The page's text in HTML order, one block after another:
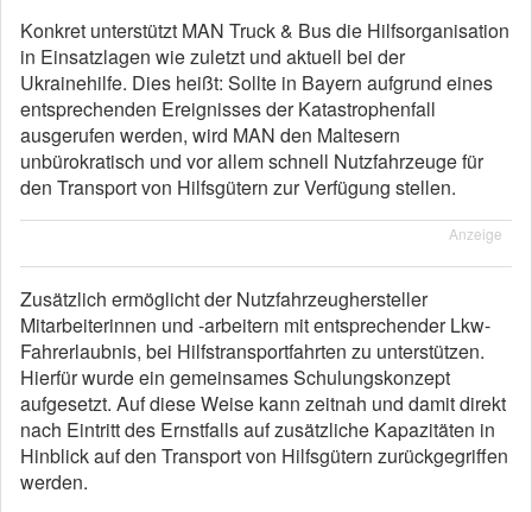
Konkret unterstützt MAN Truck & Bus die Hilfsorganisation
in Einsatzlagen wie zuletzt und aktuell bei der
Ukrainehilfe. Dies heißt: Sollte in Bayern aufgrund eines
entsprechenden Ereignisses der Katastrophenfall
ausgerufen werden, wird MAN den Maltesern
unbürokratisch und vor allem schnell Nutzfahrzeuge für
den Transport von Hilfsgütern zur Verfügung stellen.
Anzeige
Zusätzlich ermöglicht der Nutzfahrzeughersteller
Mitarbeiterinnen und -arbeitern mit entsprechender Lkw-
Fahrerlaubnis, bei Hilfstransportfahrten zu unterstützen.
Hierfür wurde ein gemeinsames Schulungskonzept
aufgesetzt. Auf diese Weise kann zeitnah und damit direkt
nach Eintritt des Ernstfalls auf zusätzliche Kapazitäten in
Hinblick auf den Transport von Hilfsgütern zurückgegriffen
werden.